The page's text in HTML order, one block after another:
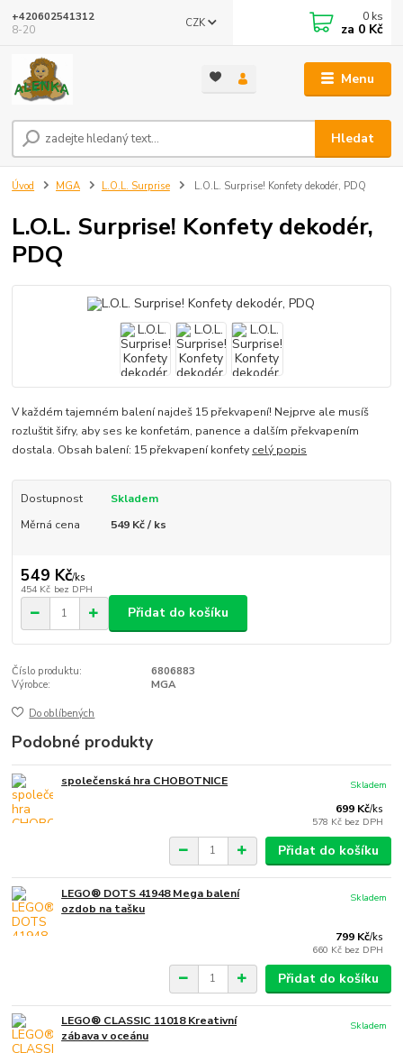
Menu
CZK
Hledat
+420602541312
8-20
0 ks
za 0 Kč
Úvod MGA L.O.L. Surprise L.O.L. Surprise! Konfety dekodér, PDQ
L.O.L. Surprise! Konfety dekodér,
PDQ
V každém tajemném balení najdeš 15 překvapení! Nejprve ale musíš
rozluštit šifry, aby ses ke konfetám, panence a dalším překvapením
dostala. Obsah balení: 15 překvapení konfety celý popis
Dostupnost
Skladem
Měrná cena
549 Kč / ks
549 Kč/ks
454 Kč bez DPH
Přidat do košíku
Číslo produktu:
6806883
Výrobce:
MGA
Do oblíbených
Podobné produkty
společenská hra CHOBOTNICE
699 Kč/ks
578 Kč bez DPH
Skladem
Přidat do košíku
LEGO® DOTS 41948 Mega balení
ozdob na tašku
799 Kč/ks
660 Kč bez DPH
Skladem
Přidat do košíku
LEGO® CLASSIC 11018 Kreativní
zábava v oceánu
Skladem